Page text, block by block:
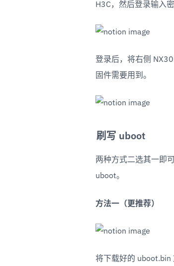
H3C，然后登录输入
登录后，将右侧
固件需要用到。
刷写 uboot
两种方式二选其一即
uboot。
方法一（更推荐）
将下载好的 uboot.bin